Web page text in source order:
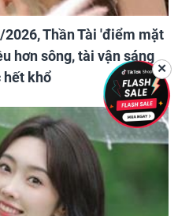
Thần Tài 'điểm mặt
hơn sông, tài vận sáng
hết khổ
✕